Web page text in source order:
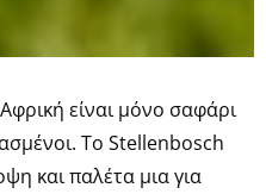
είναι μόνο σαφάρι
Το Stellenbosch
και παλέτα μια για